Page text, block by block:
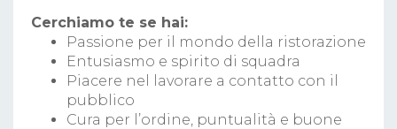
Cerchiamo te se hai:
Passione per il mondo della ristorazione
Entusiasmo e spirito di squadra
Piacere nel lavorare a contatto con il
pubblico
Cura per l’ordine, puntualità e buone